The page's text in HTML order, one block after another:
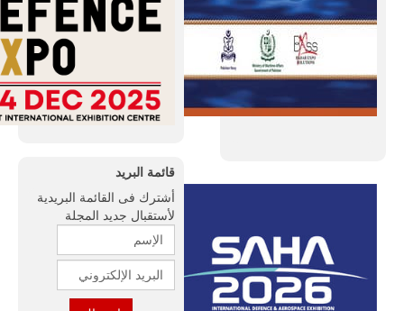
قائمة البريد
أشترك فى القائمة البريدية
لأستقبال جديد المجلة